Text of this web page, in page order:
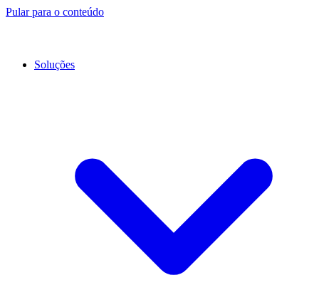
Pular para o conteúdo
Soluções